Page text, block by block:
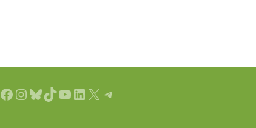
Facebook
Instagram
Bluesky
TikTok
YouTube
LinkedIn
X Telegram